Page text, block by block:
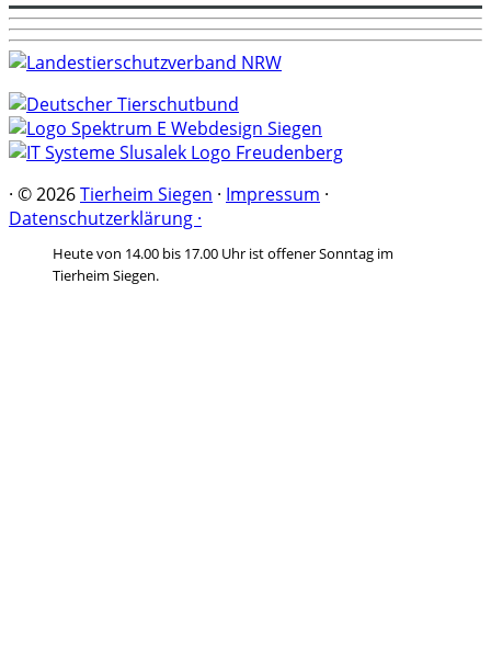
Heute von 14.00 bis 17.00 Uhr ist offener Sonntag im
Tierheim Siegen.
· © 2026Tierheim Siegen · Impressum ·
Datenschutzerklärung ·